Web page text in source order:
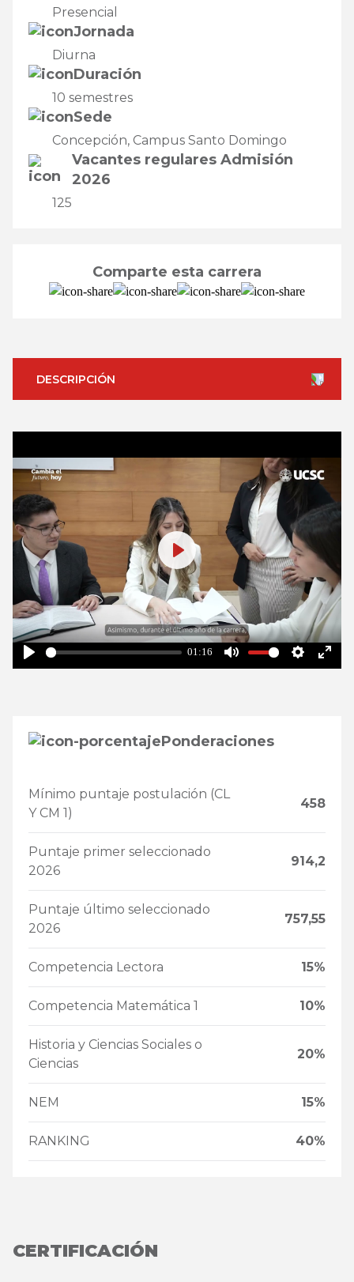
Presencial
Jornada
Diurna
Duración
10 semestres
Sede
Concepción, Campus Santo Domingo
Vacantes regulares Admisión
2026
125
Comparte esta carrera
DESCRIPCIÓN
Play
01:16
Mute Settings
Enter
Play
Ponderaciones
Mínimo puntaje postulación (CL
Y CM 1)
458
Puntaje primer seleccionado
2026
914,2
Puntaje último seleccionado
2026
757,55
Competencia Lectora 15%
Competencia Matemática 1 10%
Historia y Ciencias Sociales o
Ciencias
20%
NEM 15%
RANKING 40%
CERTIFICACIÓN